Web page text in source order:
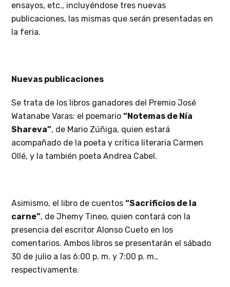
ensayos, etc., incluyéndose tres nuevas
publicaciones, las mismas que serán presentadas en
la feria.
Nuevas publicaciones
Se trata de los libros ganadores del Premio José
Watanabe Varas: el poemario“Notemas de Nía
Shareva”, de Mario Zúñiga, quien estará
acompañado de la poeta y crítica literaria Carmen
Ollé, y la también poeta Andrea Cabel.
Asimismo, el libro de cuentos“Sacrificios de la
carne”, de Jhemy Tineo, quien contará con la
presencia del escritor Alonso Cueto en los
comentarios. Ambos libros se presentarán el sábado
30 de julio a las 6:00 p. m. y 7:00 p. m.,
respectivamente.